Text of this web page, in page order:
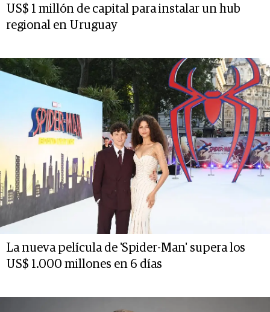
US$ 1 millón de capital para instalar un hub
regional en Uruguay
La nueva película de 'Spider-Man' supera los
US$ 1.000 millones en 6 días